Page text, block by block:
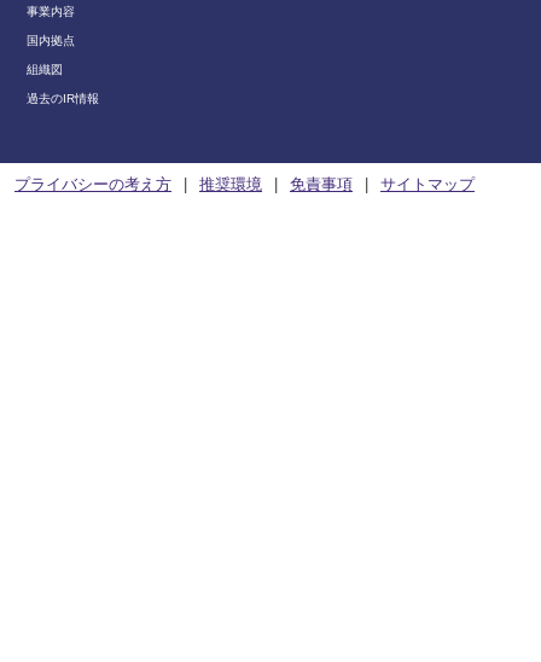
事業内容
国内拠点
組織図
過去のIR情報
プライバシーの考え方 推奨環境 免責事項 サイトマップ